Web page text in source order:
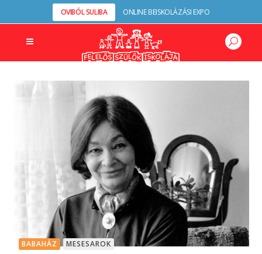
OVIBÓL SULIBA ONLINE BEISKOLÁZÁSI EXPO
BABAHÁZ MESESAROK